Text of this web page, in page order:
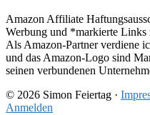
Amazon Affiliate
Werbung und *markierte Links
Als Amazon-Partner verdiene
und das Amazon-Logo sind
seinen verbundenen
© 2026 Simon Feiertag ·
Anmelden